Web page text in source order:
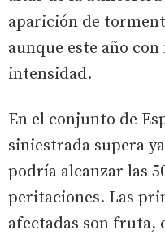
aparición de
aunque este año
intensidad.
En el conjunto de
siniestrada supera
podría alcanzar las
peritaciones. Las
afectadas son fruta,